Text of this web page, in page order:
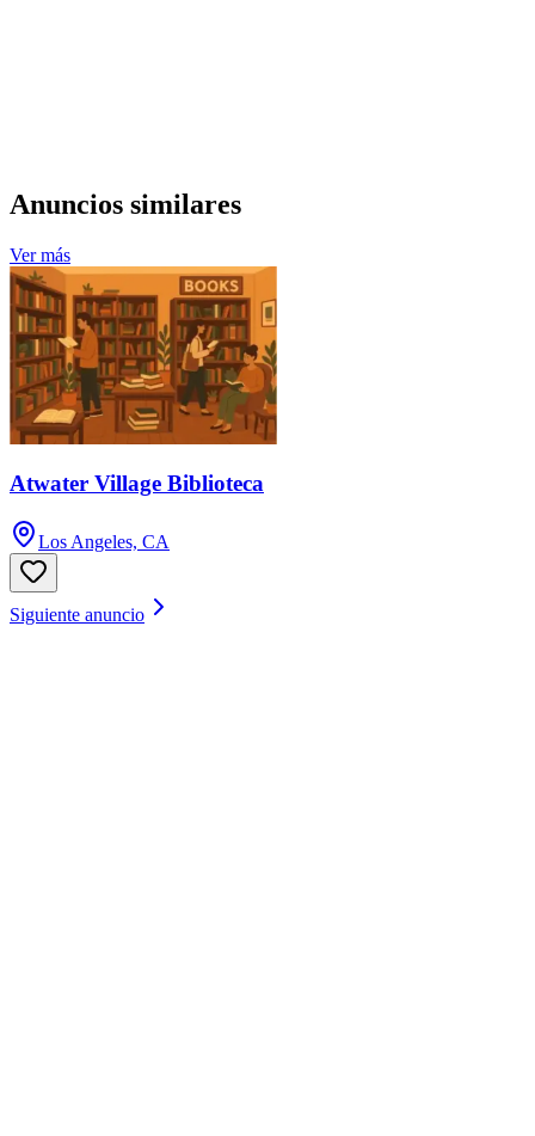
Anuncios similares
Ver más
Atwater Village Biblioteca
Los Angeles, CA
Siguiente anuncio